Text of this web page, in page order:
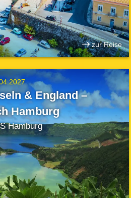
zur Reise
& England –
Hamburg
Hamburg